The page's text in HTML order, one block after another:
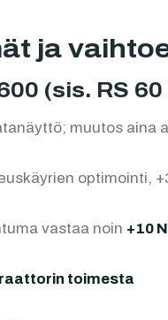
ja
(sis. RS 60
muutos aina
optimointi,
vastaa noin +10
toimesta